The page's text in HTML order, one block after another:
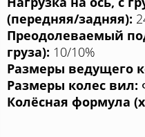
(передняя/задняя):
Преодолеваемый
груза): 10/10%
Размеры ведущего
Размеры колес вил:
Колёсная формула